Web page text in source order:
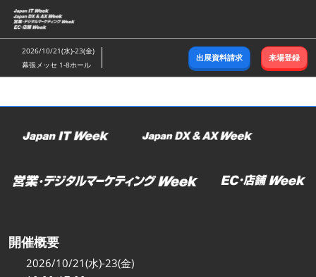
ス
キ
ッ
し
2026/10/21(水)-23(金)
幕張メッセ 1-8ホール
出展資料請求 来場登録
開催概要
2026/10/21(水)-23(金)